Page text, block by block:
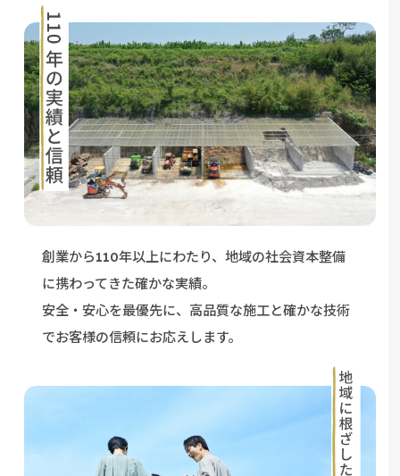
創業から110年以上にわたり、 地域の社会資本整備
に携わってきた確かな実績。
安全・安心を最優先に、高品質な施工と確かな技術
でお客様の信頼にお応えします。